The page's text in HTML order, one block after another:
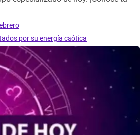
por su energía caótica